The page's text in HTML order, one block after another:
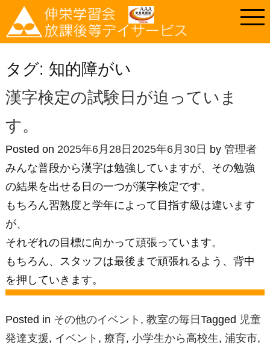
タグ: 知的障がい
漢字検定の試験日が迫っていま
す。
Posted on 2025年6月28日 2025年6月30日 by 管理者
みんな普段から漢字は勉強していますが、その勉強
の結果を出せる日の一つが漢字検定です。
もちろん習熟度と学年によって目指す級は違います
が、
それぞれの目標に向かって頑張っています。
もちろん、スタッフは最後まで頑張れるよう、背中
を押していきます。
Posted in その他のイベント , 教室の毎日 Tagged 児童
発達支援, イベント , 療育, 小学生から高校生, 浦安市,